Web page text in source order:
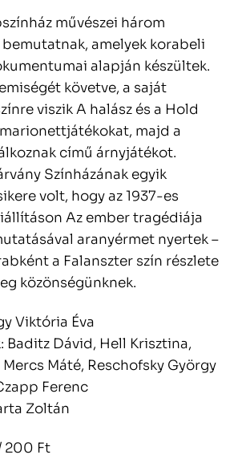
művészei három
amelyek korabeli
alapján készültek.
követve, a saját
viszik A halász és a Hold
majd a
című árnyjátékot.
Színházának egyik
volt, hogy az 1937-es
Az ember tragédiája
aranyérmet nyertek –
a Falanszter szín részlete
közönségünknek.
Viktória Éva
Baditz Dávid, Hell Krisztina,
Mercs Máté, Reschofsky György
Ferenc
Zoltán
200 Ft